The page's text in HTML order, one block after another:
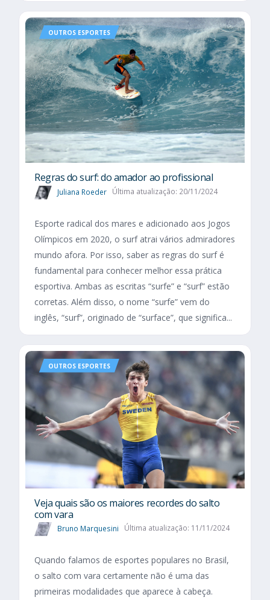
OUTROS ESPORTES
Regras do surf: do amador ao profissional
Juliana Roeder Última atualização: 20/11/2024
Esporte radical dos mares e adicionado aos Jogos
Olímpicos em 2020, o surf atrai vários admiradores
mundo afora. Por isso, saber as regras do surf é
fundamental para conhecer melhor essa prática
esportiva. Ambas as escritas “surfe” e “surf” estão
corretas. Além disso, o nome “surfe” vem do
inglês, “surf”, originado de “surface”, que significa...
OUTROS ESPORTES
Veja quais são os maiores recordes do salto
com vara
Bruno Marquesini Última atualização: 11/11/2024
Quando falamos de esportes populares no Brasil,
o salto com vara certamente não é uma das
primeiras modalidades que aparece à cabeça.